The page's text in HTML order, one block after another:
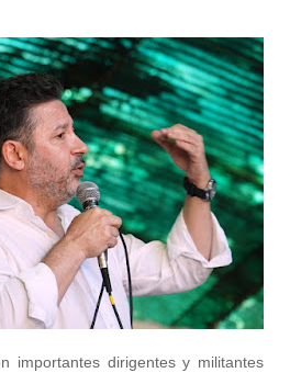
importantes dirigentes y militantes